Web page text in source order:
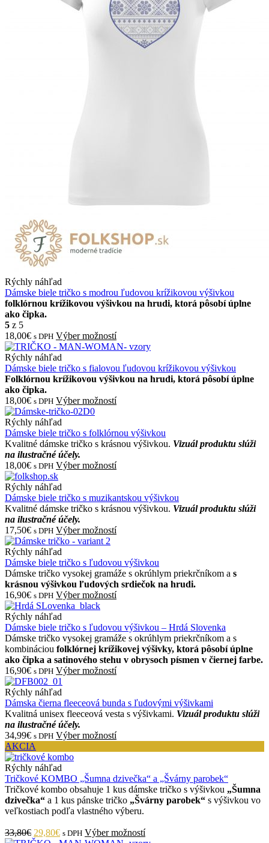
Rýchly náhľad
Dámske biele tričko s modrou ľudovou krížikovou výšivkou
folklórnou krížikovou výšivkou na hrudi, ktorá pôsobí úplne
ako čipka.
5 z 5
18,00€ s DPH Výber možností
Rýchly náhľad
Dámske biele tričko s fialovou ľudovou krížikovou výšivkou
Folklórnou krížikovou výšivkou na hrudi, ktorá pôsobí úplne
ako čipka.
18,00€ s DPH Výber možností
Rýchly náhľad
Dámske biele tričko s folklórnou výšivkou
Kvalitné dámske tričko s krásnou výšivkou. Vizuál produktu slúži
na ilustračné účely.
18,00€ s DPH Výber možností
Rýchly náhľad
Dámske biele tričko s muzikantskou výšivkou
Kvalitné dámske tričko s krásnou výšivkou. Vizuál produktu slúži
na ilustračné účely.
17,50€ s DPH Výber možností
Rýchly náhľad
Dámske biele tričko s ľudovou výšivkou
Dámske tričko vysokej gramáže s okrúhlym priekrčníkom a s
krásnou výšivkou ľudových srdiečok na hrudi.
16,90€ s DPH Výber možností
Rýchly náhľad
Dámske biele tričko s ľudovou výšivkou – Hrdá Slovenka
Dámske tričko vysokej gramáže s okrúhlym priekrčníkom a s
kombináciou folklórnej krížikovej výšivky, ktorá pôsobí úplne
ako čipka a satinového stehu v obrysoch písmen v čiernej farbe.
16,90€ s DPH Výber možností
Rýchly náhľad
Dámska čierna fleeceová bunda s ľudovými výšivkami
Kvalitná unisex fleeceová vesta s výšivkami. Vizuál produktu slúži
na ilustračné účely.
34,99€ s DPH Výber možností
AKCIA
Rýchly náhľad
Tričkové KOMBO „Šumna dzivečka“ a „Švárny parobek“
Tričkové kombo obsahuje 1 kus dámske tričko s výšivkou „Šumna
dzivečka“ a 1 kus pánske tričko „Švárny parobek“ s výšivkou vo
veľkostiach podľa vlastného výberu.
33,80€ 29,80€ s DPH Výber možností